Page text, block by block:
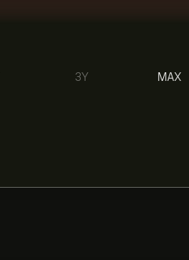
3Y MAX